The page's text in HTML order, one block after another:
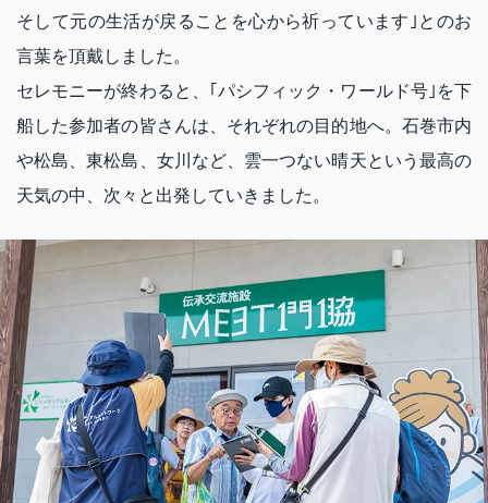
そして元の生活が戻ることを心から祈っています｣とのお
言葉を頂戴しました。
セレモニーが終わると、｢パシフィック・ワールド号｣を下
船した参加者の皆さんは、それぞれの目的地へ。石巻市内
や松島、東松島、女川など、雲一つない晴天という最高の
天気の中、次々と出発していきました。